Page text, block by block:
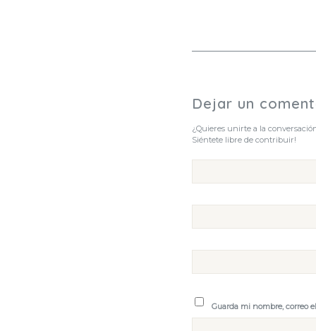
Dejar un
¿Quieres unirte a la
Siéntete libre de contribuir!
Guarda mi nombre, correo